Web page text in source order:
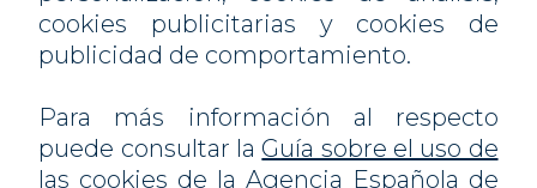
cookies publicitarias y cookies de
publicidad de comportamiento.
Para más información al respecto
puede consultar la Guía sobre el uso de
las cookies de la Agencia Española de